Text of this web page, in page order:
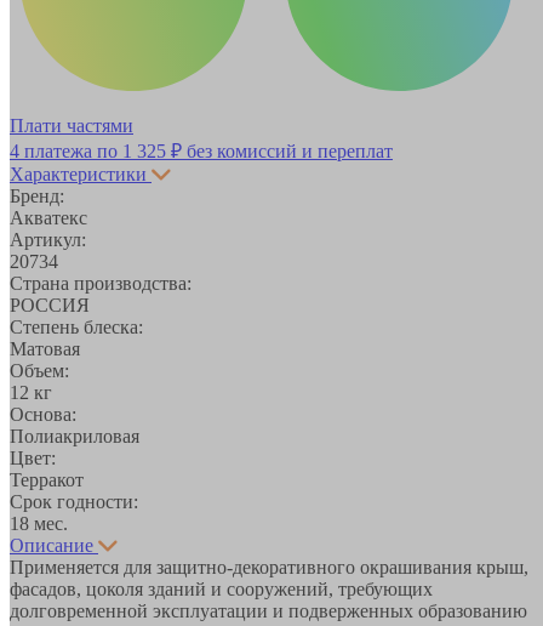
Плати частями
4 платежа по 1 325 ₽ без комиссий и переплат
Характеристики
Бренд:
Акватекс
Артикул:
20734
Страна производства:
РОССИЯ
Степень блеска:
Матовая
Объем:
12 кг
Основа:
Полиакриловая
Цвет:
Терракот
Срок годности:
18 мес.
Описание
Применяется для защитно-декоративного окрашивания крыш,
фасадов, цоколя зданий и сооружений, требующих
долговременной эксплуатации и подверженных образованию